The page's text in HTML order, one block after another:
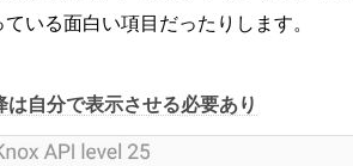
いる面白い項目だったりします。
自分で表示させる必要あり